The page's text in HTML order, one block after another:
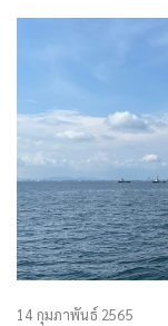
สร้างความมั่นคงทา
14 กุมภาพันธ์ 2565